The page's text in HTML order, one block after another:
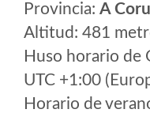
Provincia: A
Altitud: 481
Huso horario de
UTC +1:00
Horario de